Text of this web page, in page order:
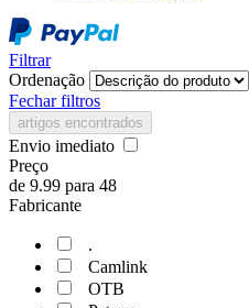
Filtrar
Ordenação
Fechar filtros
artigos encontrados
Envio imediato
Preço
de 9.99 para 48
Fabricante
.
Camlink
OTB